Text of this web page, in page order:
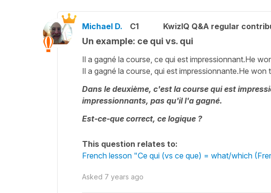
Michael D. C1 KwizIQ Q&A regular
Un example: ce qui vs. qui
Il a gagné la course, ce qui est impressionnant.He
Il a gagné la course, qui est impressionnante.He won
Dans le deuxième, c'est la course qui est
impressionnants, pas qu'il l'a gagné.
Est-ce-que correct, ce logique ?
This question relates to:
French lesson "Ce qui (vs ce que) = what/which
Asked 7 years ago